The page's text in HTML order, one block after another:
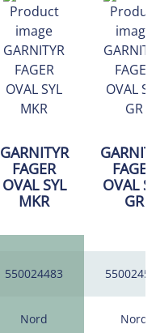
GARNITYR
FAGER
OVAL SYL
MKR
550024483
Nord
FAGER
OVAL
GR
Nord